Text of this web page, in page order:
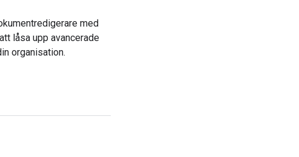
med
låsa upp avancerade
organisation.